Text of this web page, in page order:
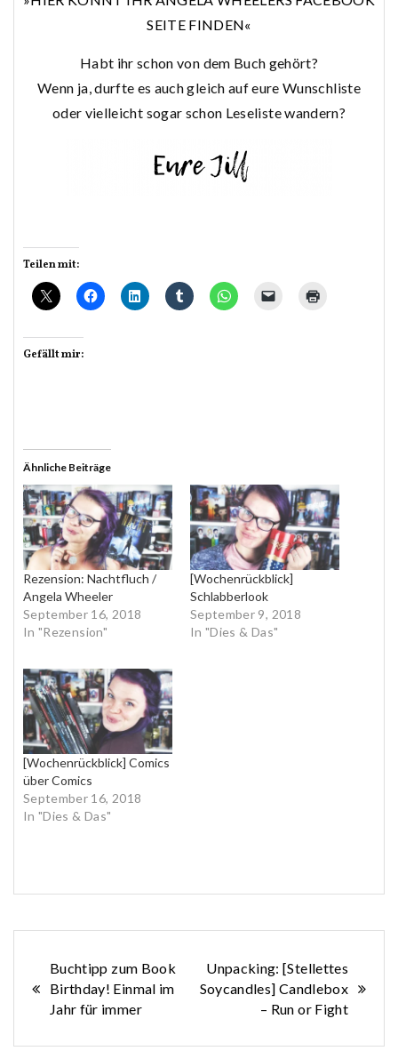
SEITE FINDEN«
Habt ihr schon von dem Buch gehört?
Wenn ja, durfte es auch gleich auf eure Wunschliste
oder vielleicht sogar schon Leseliste wandern?
Teilen mit:
Gefällt mir:
Ähnliche Beiträge
Rezension: Nachtfluch /
Angela Wheeler
September 16, 2018
In "Rezension"
[Wochenrückblick]
Schlabberlook
September 9, 2018
In "Dies & Das"
[Wochenrückblick] Comics
über Comics
September 16, 2018
In "Dies & Das"
Beitragsnavigation
Buchtipp zum Book
Birthday! Einmal im
Jahr für immer
Unpacking: [Stellettes
Soycandles] Candlebox
– Run or Fight